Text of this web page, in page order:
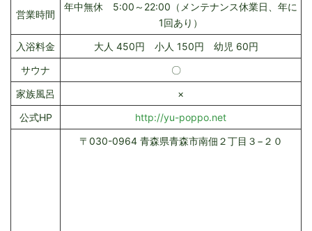
営業時間
年中無休 5:00～22:00（メンテナンス休業日、年に
1回あり）
入浴料金
大人 450円 小人 150円 幼児 60円
サウナ
〇
家族風呂
×
公式HP
http://yu-poppo.net
〒030-0964 青森県青森市南佃２丁目３−２０